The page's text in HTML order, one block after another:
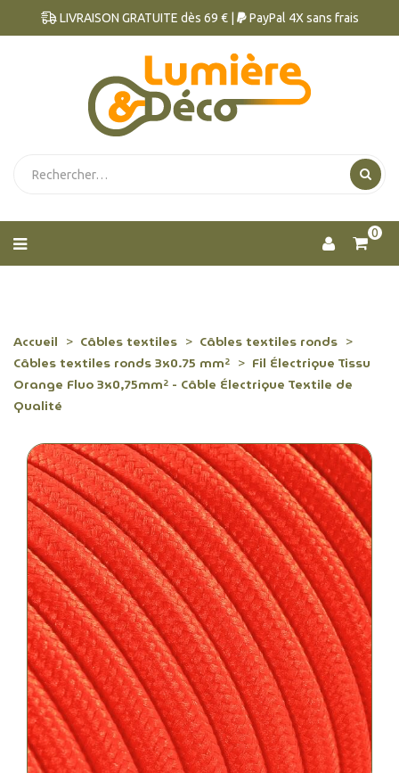
LIVRAISON GRATUITE dès 69 € | PayPal 4X sans frais
0
Accueil Câbles textiles
Câbles textiles ronds
Câbles textiles ronds 3x0.75 mm²
Fil Électrique Tissu
Orange Fluo 3x0,75mm² - Câble Électrique Textile de
Qualité